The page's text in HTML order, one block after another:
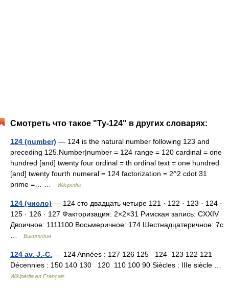
Смотреть что такое "Ту-124" в других словарях:
124 (number) — 124 is the natural number following 123 and
preceding 125.Number|number = 124 range = 120 cardinal = one
hundred [and] twenty four ordinal = th ordinal text = one hundred
[and] twenty fourth numeral = 124 factorization = 2^2 cdot 31
prime =… …
Wikipedia
124 (число) — 124 сто двадцать четыре 121 · 122 · 123 · 124 ·
125 · 126 · 127 Факторизация: 2×2×31 Римская запись: CXXIV
Двоичное: 1111100 Восьмеричное: 174 Шестнадцатеричное: 7c
…
Википедия
124 av. J.-C. — 124 Années : 127 126 125 124 123 122 121
Décennies : 150 140 130 120 110 100 90 Siècles : IIIe siècle …
Wikipédia en Français